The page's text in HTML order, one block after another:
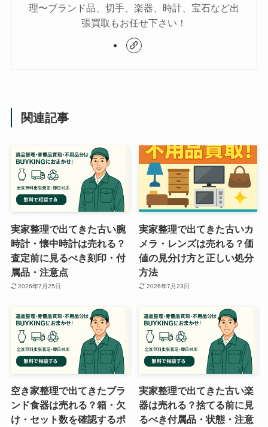
理〜ブランド品、切手、楽器、時計、宝石など出
張買取もお任せ下さい！
関連記事
実家整理で出てきた古い腕
時計・懐中時計は売れる？
査定前に見るべき刻印・付
属品・注意点
2026年7月25日
実家整理で出てきた古いカ
メラ・レンズは売れる？価
値の見分け方と正しい処分
方法
2026年7月23日
空き家整理で出てきたブラ
ンド食器は売れる？箱・欠
け・セット数を確認するポ
実家整理で出てきた古い楽
器は売れる？捨てる前に見
るべき付属品・状態・注意